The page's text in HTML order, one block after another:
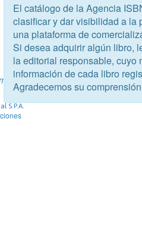
que dura un siglo
S.P.A.
El catálogo de la Agencia
clasificar y dar visibilidad a la
una plataforma de
Si desea adquirir algún libro,
la editorial responsable, cuyo
información de cada libro
Agradecemos su